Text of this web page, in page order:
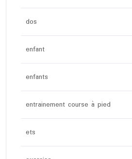
dos
enfant
enfants
entrainement course à pied
ets